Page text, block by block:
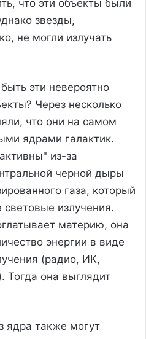
что эти объекты были
звезды,
не могли излучать
эти невероятно
Через несколько
что они на самом
ядрами галактик.
из-за
черной дыры
газа, который
излучения.
материю, она
энергии в виде
(радио, ИК,
Тогда она выглядит
ядра также могут